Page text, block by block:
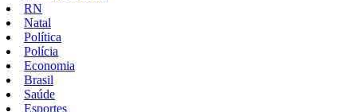
RN
Natal
Política
Polícia
Economia
Brasil
Saúde
Esportes